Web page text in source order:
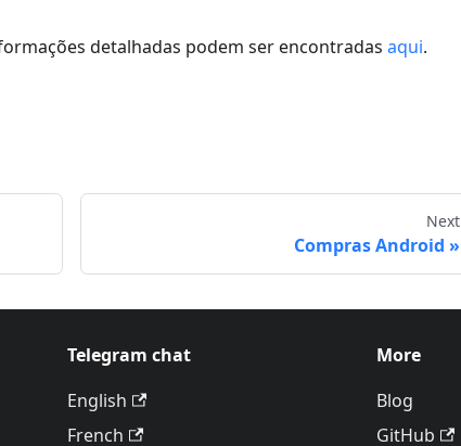
detalhadas podem ser encontradas aqui.
Next
Compras Android
Telegram chat
English
French
More
Blog
GitHub